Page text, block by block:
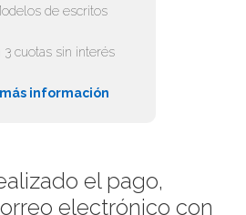
de escritos
3 cuotas sin interés
información
el pago,
electrónico con